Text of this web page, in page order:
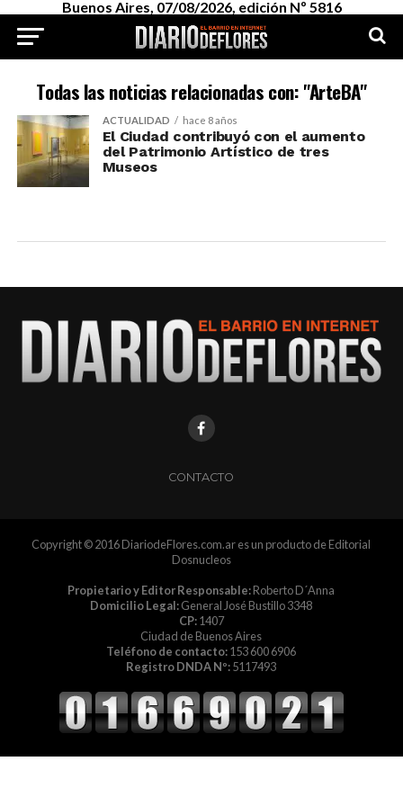
Buenos Aires, 07/08/2026, edición Nº 5816
Todas las noticias relacionadas con: "ArteBA"
ACTUALIDAD hace 8 años
El Ciudad contribuyó con el aumento
del Patrimonio Artístico de tres
Museos
CONTACTO
Copyright © 2016 DiariodeFlores.com.ar es un producto de Editorial
Dosnucleos
Propietario y Editor Responsable:Roberto D´Anna
Domicilio Legal:General José Bustillo 3348
CP:1407
Ciudad de Buenos Aires
Teléfono de contacto:153 600 6906
Registro DNDA Nº:5117493